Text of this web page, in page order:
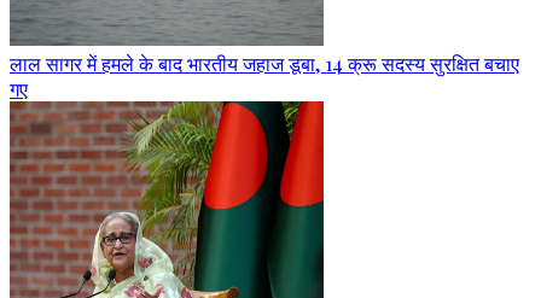
लाल सागर में हमले के बाद भारतीय जहाज डूबा, 14 क्रू सदस्य सुरक्षित बचाए
गए